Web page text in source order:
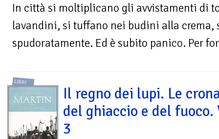
In città si moltiplicano gli avvistamenti di
lavandini, si tuffano nei budini alla crema,
spudoratamente. Ed è subito panico. Per
LIBRI
Il regno dei lupi. Le
del ghiaccio e del fuoco.
3